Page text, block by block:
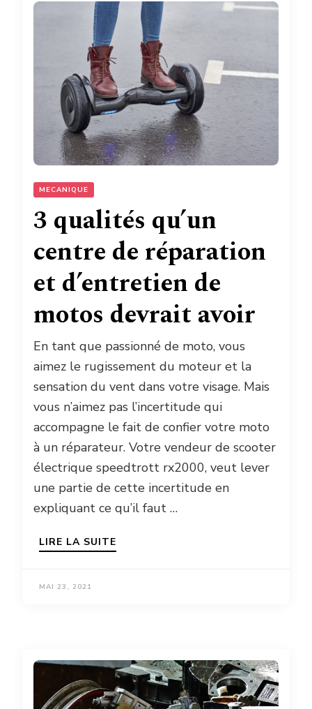
MECANIQUE
3 qualités qu’un
centre de réparation
et d’entretien de
motos devrait avoir
En tant que passionné de moto, vous
aimez le rugissement du moteur et la
sensation du vent dans votre visage. Mais
vous n’aimez pas l’incertitude qui
accompagne le fait de confier votre moto
à un réparateur. Votre vendeur de scooter
électrique speedtrott rx2000, veut lever
une partie de cette incertitude en
expliquant ce qu’il faut …
LIRE LA SUITE
MAI 23, 2021